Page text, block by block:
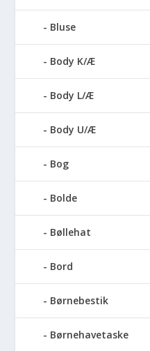
Bluse
Body K/Æ
Body L/Æ
Body U/Æ
Bog
Bolde
Bøllehat
Bord
Børnebestik
Børnehavetaske